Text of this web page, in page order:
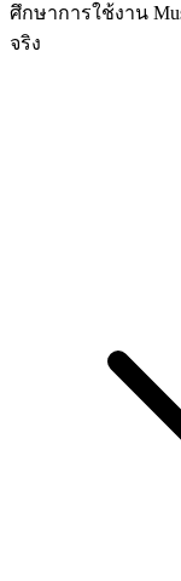
ศึกษาการใช้งาน
จริง